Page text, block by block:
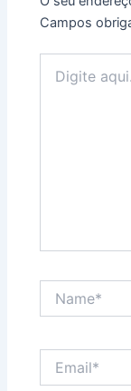
Campos
aqui...